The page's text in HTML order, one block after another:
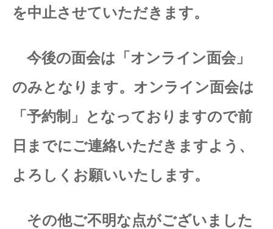
を中止させていただきます。
今後の面会は「オンライン面会」
のみとなります。オンライン面会は
「予約制」となっておりますので前
日までにご連絡いただきますよう、
よろしくお願いいたします。
その他ご不明な点がございました